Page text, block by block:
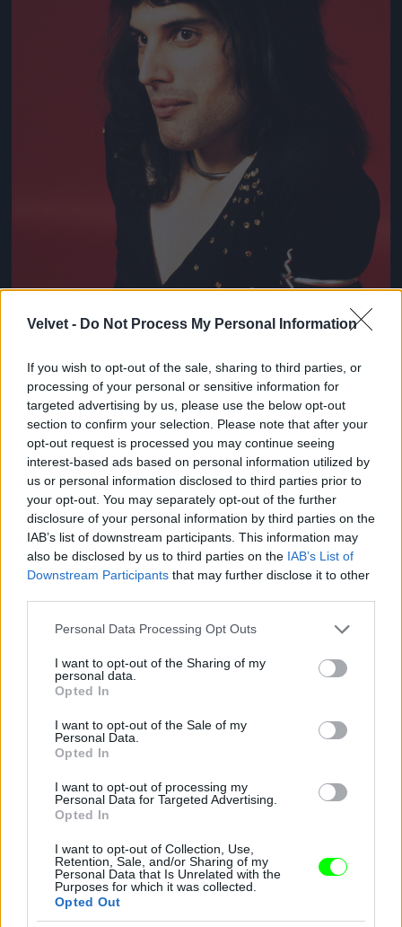
Velvet - Do Not Process My Personal Information
If you wish to opt-out of the sale, sharing to third parties, or
processing of your personal or sensitive information for
targeted advertising by us, please use the below opt-out
section to confirm your selection. Please note that after your
opt-out request is processed you may continue seeing
interest-based ads based on personal information utilized by
us or personal information disclosed to third parties prior to
your opt-out. You may separately opt-out of the further
disclosure of your personal information by third parties on the
IAB’s list of downstream participants. This information may
also be disclosed by us to third parties on the IAB’s List of
Downstream Participants that may further disclose it to other
Please note that this website/app uses one or more Google
not limited to your visit or usage behaviour. You may click to
grant or deny consent to Google and its third-party tags to
use your data for below specified purposes in below Google
consent section.
Personal Data Processing Opt Outs
I want to opt-out of the Sharing of my
personal data.
Opted In
I want to opt-out of the Sale of my
Personal Data.
Opted In
I want to opt-out of processing my
Personal Data for Targeted Advertising.
Opted In
I want to opt-out of Collection, Use,
Retention, Sale, and/or Sharing of my
Personal Data that Is Unrelated with the
Purposes for which it was collected.
Opted Out
Így nézett ki Freddie Mercury 1973-ban!
Fotó: Michael Putland / Getty Images Hungary #8
Jön még kép!